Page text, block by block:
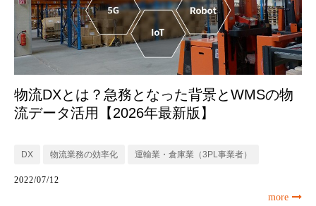
物流DXとは？急務となった背景とWMSの物
流データ活用【2026年最新版】
DX 物流業務の効率化 運輸業・倉庫業（3PL事業者）
2022/07/12
more